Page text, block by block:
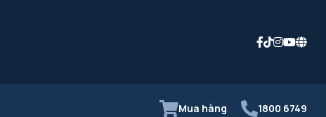
Mua hàng 1800 6749